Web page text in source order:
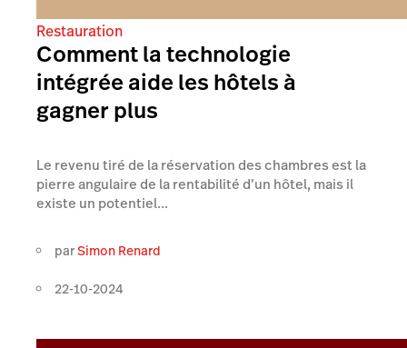
Restauration
Comment la technologie
intégrée aide les hôtels à
gagner plus
Le revenu tiré de la réservation des chambres est la
pierre angulaire de la rentabilité d’un hôtel, mais il
existe un potentiel...
parSimon Renard
22-10-2024